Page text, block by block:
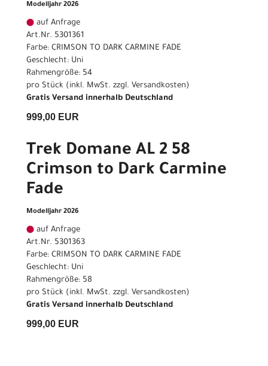
Modelljahr 2026
auf Anfrage
Art.Nr. 5301361
Farbe: CRIMSON TO DARK CARMINE FADE
Geschlecht: Uni
Rahmengröße: 54
pro Stück (inkl. MwSt. zzgl. Versandkosten)
Gratis Versand innerhalb Deutschland
999,00 EUR
Trek Domane AL 2 58
Crimson to Dark Carmine
Fade
Modelljahr 2026
auf Anfrage
Art.Nr. 5301363
Farbe: CRIMSON TO DARK CARMINE FADE
Geschlecht: Uni
Rahmengröße: 58
pro Stück (inkl. MwSt. zzgl. Versandkosten)
Gratis Versand innerhalb Deutschland
999,00 EUR